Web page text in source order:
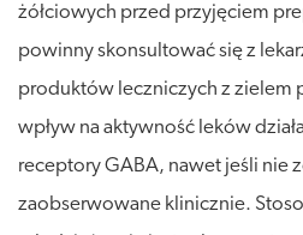
żółciowych przed przyjęciem
powinny skonsultować się z
produktów leczniczych z zielem
wpływ na aktywność leków
receptory GABA, nawet jeśli nie
zaobserwowane klinicznie.